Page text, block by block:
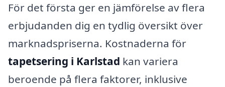
För det första ger en jämförelse av flera
erbjudanden dig en tydlig översikt över
marknadspriserna. Kostnaderna för
tapetsering i Karlstad kan variera
beroende på flera faktorer, inklusive